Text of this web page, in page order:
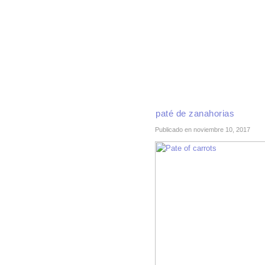
paté de zanahorias
Publicado en noviembre 10, 2017